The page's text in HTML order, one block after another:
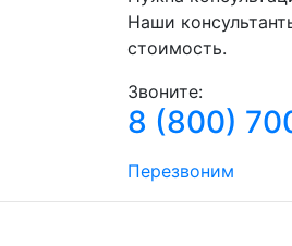
Наши
стоимость.
Звоните:
8 (800)
Перезвоним